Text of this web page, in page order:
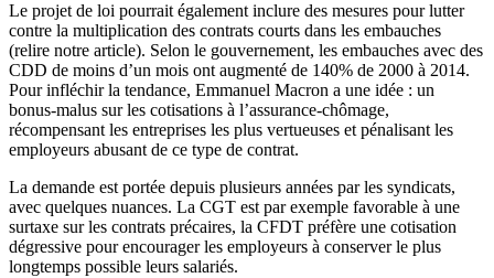
Le projet de loi pourrait également inclure des mesures pour lutter
contre la multiplication des contrats courts dans les embauches
(relire notre article). Selon le gouvernement, les embauches avec des
CDD de moins d’un mois ont augmenté de 140% de 2000 à 2014.
Pour infléchir la tendance, Emmanuel Macron a une idée : un
bonus-malus sur les cotisations à l’assurance-chômage,
récompensant les entreprises les plus vertueuses et pénalisant les
employeurs abusant de ce type de contrat.
La demande est portée depuis plusieurs années par les syndicats,
avec quelques nuances. La CGT est par exemple favorable à une
surtaxe sur les contrats précaires, la CFDT préfère une cotisation
dégressive pour encourager les employeurs à conserver le plus
longtemps possible leurs salariés.